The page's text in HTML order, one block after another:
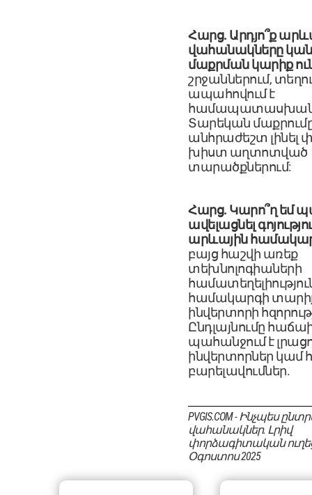
Հարց. Արդյո՞ք
վահանակները
մաքրման կարիք
շրջաններում,
ապահովում է
համապատասխան
Տարեկան
անհրաժեշտ լինել
խիստ աղտոտված
տարածքներում:
Հարց. Կարո՞ղ եմ
ավելացնել
արևային
բայց հաշվի առեք
տեխնոլոգիաների
համակարգի
ինվերտորի
Ընդլայնումը
պահանջում է
ինվերտորներ
բարելավումներ.
PVGIS.COM - Ինչպես
վահանակներ. Լրիվ
փորձագիտական
Օգոստոս 2025